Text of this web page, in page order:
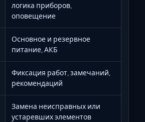
логика приборов,
оповещение
Основное и резервное
питание, АКБ
Фиксация работ, замечаний,
рекомендаций
Замена неисправных или
устаревших элементов